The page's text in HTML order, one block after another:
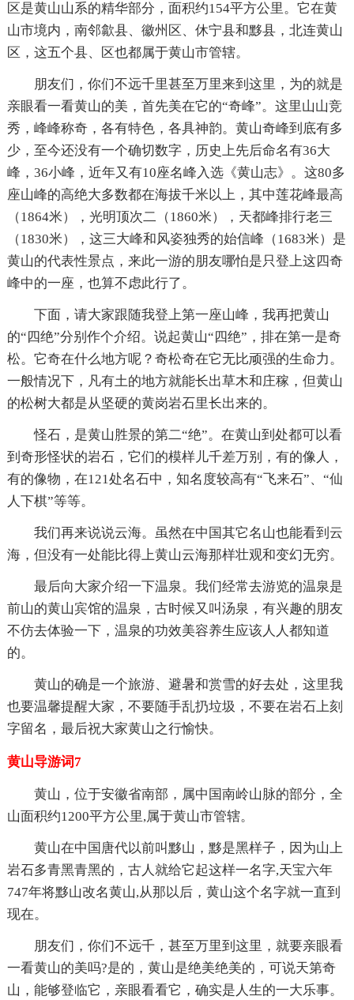
区是黄山山系的精华部分，面积约154平方公里。它在黄
山市境内，南邻歙县、徽州区、休宁县和黟县，北连黄山
区，这五个县、区也都属于黄山市管辖。
朋友们，你们不远千里甚至万里来到这里，为的就是
亲眼看一看黄山的美，首先美在它的“奇峰”。这里山山竞
秀，峰峰称奇，各有特色，各具神韵。黄山奇峰到底有多
少，至今还没有一个确切数字，历史上先后命名有36大
峰，36小峰，近年又有10座名峰入选《黄山志》。这80多
座山峰的高绝大多数都在海拔千米以上，其中莲花峰最高
（1864米），光明顶次二（1860米），天都峰排行老三
（1830米），这三大峰和风姿独秀的始信峰（1683米）是
黄山的代表性景点，来此一游的朋友哪怕是只登上这四奇
峰中的一座，也算不虑此行了。
下面，请大家跟随我登上第一座山峰，我再把黄山
的“四绝”分别作个介绍。说起黄山“四绝”，排在第一是奇
松。它奇在什么地方呢？奇松奇在它无比顽强的生命力。
一般情况下，凡有土的地方就能长出草木和庄稼，但黄山
的松树大都是从坚硬的黄岗岩石里长出来的。
怪石，是黄山胜景的第二“绝”。在黄山到处都可以看
到奇形怪状的岩石，它们的模样儿千差万别，有的像人，
有的像物，在121处名石中，知名度较高有“飞来石”、“仙
人下棋”等等。
我们再来说说云海。虽然在中国其它名山也能看到云
海，但没有一处能比得上黄山云海那样壮观和变幻无穷。
最后向大家介绍一下温泉。我们经常去游览的温泉是
前山的黄山宾馆的温泉，古时候又叫汤泉，有兴趣的朋友
不仿去体验一下，温泉的功效美容养生应该人人都知道
的。
黄山的确是一个旅游、避暑和赏雪的好去处，这里我
也要温馨提醒大家，不要随手乱扔垃圾，不要在岩石上刻
字留名，最后祝大家黄山之行愉快。
黄山导游词7
黄山，位于安徽省南部，属中国南岭山脉的部分，全
山面积约1200平方公里,属于黄山市管辖。
黄山在中国唐代以前叫黟山，黟是黑样子，因为山上
岩石多青黑青黑的，古人就给它起这样一名字,天宝六年
747年将黟山改名黄山,从那以后，黄山这个名字就一直到
现在。
朋友们，你们不远千，甚至万里到这里，就要亲眼看
一看黄山的美吗?是的，黄山是绝美绝美的，可说天第奇
山，能够登临它，亲眼看看它，确实是人生的一大乐事。